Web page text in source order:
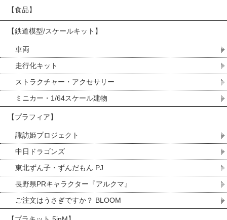
【食品】
【鉄道模型/スケールキット】
車両
走行化キット
ストラクチャー・アクセサリー
ミニカー・1/64スケール建物
【プラフィア】
諏訪姫プロジェクト
中日ドラゴンズ
東北ずん子・ずんだもん PJ
長野県PRキャラクター『アルクマ』
ご注文はうさぎですか？ BLOOM